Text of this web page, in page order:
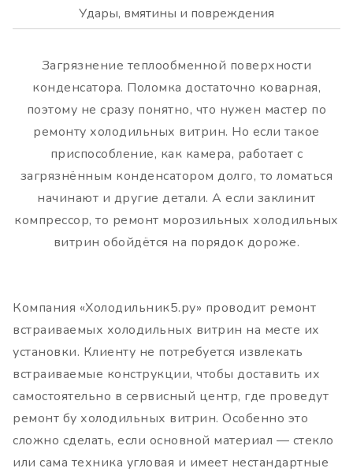
Загрязнение теплообменной поверхности
конденсатора. Поломка достаточно коварная,
поэтому не сразу понятно, что нужен мастер по
ремонту холодильных витрин. Но если такое
приспособление, как камера, работает с
загрязнённым конденсатором долго, то ломаться
начинают и другие детали. А если заклинит
компрессор, то ремонт морозильных холодильных
витрин обойдётся на порядок дороже.
Удары, вмятины и повреждения
Компания «Холодильник5.ру» проводит ремонт
встраиваемых холодильных витрин на месте их
установки. Клиенту не потребуется извлекать
встраиваемые конструкции, чтобы доставить их
самостоятельно в сервисный центр, где проведут
ремонт бу холодильных витрин. Особенно это
сложно сделать, если основной материал — стекло
или сама техника угловая и имеет нестандартные